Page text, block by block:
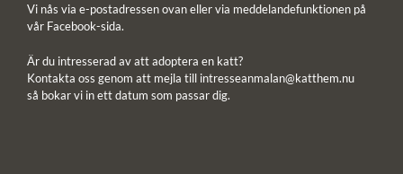
Vi nås via e-postadressen ovan eller via meddelandefunktionen på
vår Facebook-sida.
Är du intresserad av att adoptera en katt?
Kontakta oss genom att mejla till intresseanmalan@katthem.nu
så bokar vi in ett datum som passar dig.